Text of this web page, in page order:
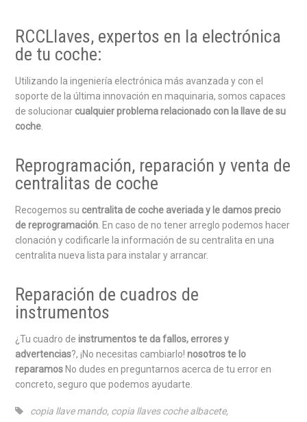
RCCLlaves, expertos en la electrónica
de tu coche:
Utilizando la ingeniería electrónica más avanzada y con el
soporte de la última innovación en maquinaria, somos capaces
de solucionar cualquier problema relacionado con la llave de su
coche
Reprogramación, reparación y venta de
centralitas de coche
Recogemos su centralita de coche averiada y le damos precio
de reprogramación . En caso de no tener arreglo podemos hacer
clonación y codificarle la información de su centralita en una
centralita nueva lista para instalar y arrancar.
Reparación de cuadros de
instrumentos
¿Tu cuadro deinstrumentos te da fallos, errores y
advertencias?, ¡No necesitas cambiarlo!nosotros te lo
reparamos No dudes en preguntarnos acerca de tu error en
concreto, seguro que podemos ayudarte.
copia llave mando, copia llaves coche albacete,